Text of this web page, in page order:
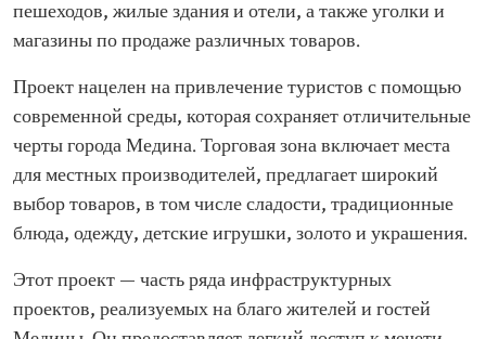
пешеходов, жилые здания и отели, а также уголки и
магазины по продаже различных товаров.
Проект нацелен на привлечение туристов с помощью
современной среды, которая сохраняет отличительные
черты города Медина. Торговая зона включает места
для местных производителей, предлагает широкий
выбор товаров, в том числе сладости, традиционные
блюда, одежду, детские игрушки, золото и украшения.
Этот проект — часть ряда инфраструктурных
проектов, реализуемых на благо жителей и гостей